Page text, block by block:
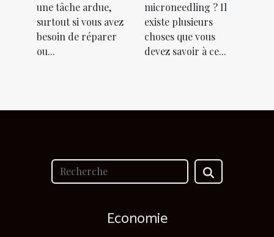
une tâche ardue,
surtout si vous avez
besoin de réparer
ou...
microneedling ? Il
existe plusieurs
choses que vous
devez savoir à ce...
Economie